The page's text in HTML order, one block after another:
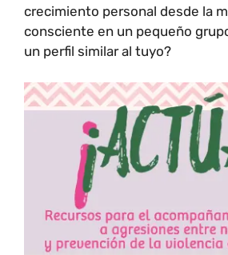
crecimiento personal desde la
consciente en un pequeño
un perfil similar al tuyo?